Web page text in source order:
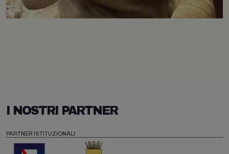
I NOSTRI PARTNER
PARTNER ISTITUZIONALI